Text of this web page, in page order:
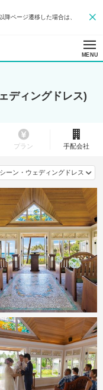
降ページ遷移した場合は、
MENU
ディングドレス)
プラン 手配会社